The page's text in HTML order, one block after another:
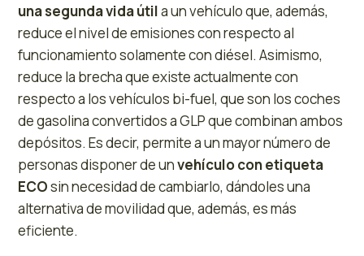
una segunda vida útila un vehículo que, además,
reduce el nivel de emisiones con respecto al
funcionamiento solamente con diésel. Asimismo,
reduce la brecha que existe actualmente con
respecto a los vehículos bi-fuel, que son los coches
de gasolina convertidos a GLP que combinan ambos
depósitos. Es decir, permite a un mayor número de
personas disponer de unvehículo con etiqueta
ECOsin necesidad de cambiarlo, dándoles una
alternativa de movilidad que, además, es más
eficiente.